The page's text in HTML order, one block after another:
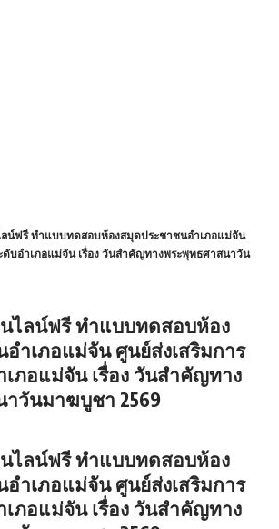
ลน์ฟรี ทำแบบทดสอบห้องสมุดประชาชนอำเภอแม่จัน
ดับอำเภอแม่จัน เรื่อง วันสำคัญทางพระพุทธศาสนาวัน
ไลน์ฟรีทำแบบทดสอบห้อง
ำเภอแม่จัน ศูนย์ส่งเสริมการ
เภอแม่จัน เรื่อง วันสำคัญทาง
วันมาฆบูชา 2569
ไลน์ฟรีทำแบบทดสอบห้อง
ำเภอแม่จัน ศูนย์ส่งเสริมการ
เภอแม่จัน เรื่อง วันสำคัญทาง